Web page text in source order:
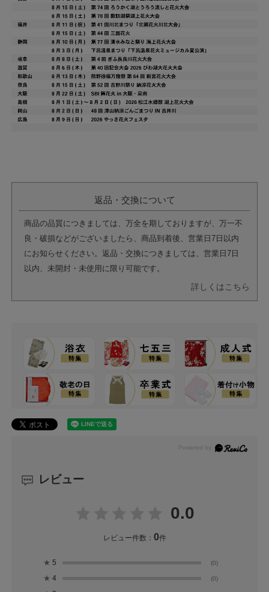
返品・交換について
商品の品質につきましては、万全を期しておりますが、万一不
良・破損などがございましたら、商品到着後、営業日7日以内
にお知らせください。返品・交換につきましては、営業日7日
以内、未開封・未使用に限り可能です。
詳しくはこちら
レビュー
0.0
レビュー件数： 0件
★ 5 (0)
★ 4 (0)